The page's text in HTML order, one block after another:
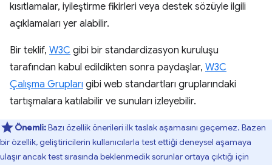
kısıtlamalar, iyileştirme fikirleri veya destek sözüyle ilgili
açıklamaları yer alabilir.
Bir teklif, W3C gibi bir standardizasyon kuruluşu
tarafından kabul edildikten sonra paydaşlar, W3C
Çalışma Grupları gibi web standartları gruplarındaki
tartışmalara katılabilir ve sunuları izleyebilir.
Önemli:Bazı özellik önerileri ilk taslak aşamasını geçemez. Bazen
bir özellik, geliştiricilerin kullanıcılarla test ettiği deneysel aşamaya
ulaşır ancak test sırasında beklenmedik sorunlar ortaya çıktığı için